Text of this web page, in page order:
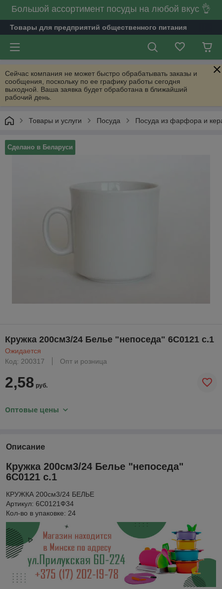
Большой ассортимент посуды на любой вкус 👌
Товары для предприятий общественного питания
Сейчас компания не может быстро обрабатывать заказы и
сообщения, поскольку по ее графику работы сегодня
выходной. Ваша заявка будет обработана в ближайший
рабочий день.
Товары и услуги Посуда Посуда из фарфора и
Сделано в Беларуси
Кружка 200см3/24 Белье "непоседа" 6С0121 с.1
Ожидается
Код: 200317
Опт и розница
2,58 руб.
Оптовые цены
Описание
Кружка 200см3/24 Белье "непоседа"
6С0121 с.1
КРУЖКА 200см3/24 БЕЛЬЕ
Артикул: 6С0121Ф34
Кол-во в упаковке: 24